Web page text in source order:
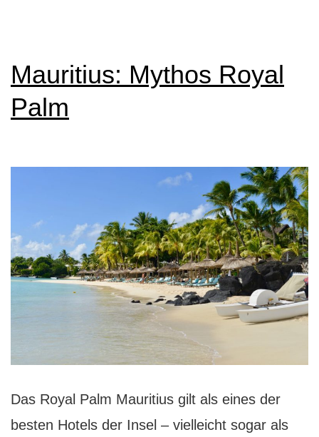
Beach
Mauritius: Mythos Royal
Palm
Das Royal Palm Mauritius gilt als eines der
besten Hotels der Insel – vielleicht sogar als